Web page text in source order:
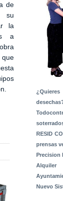
de
su
la
a
RESID
prensas
Precision
Nuevo